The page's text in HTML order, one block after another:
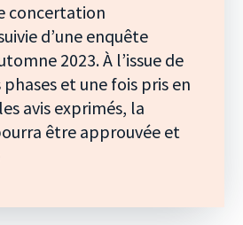
concertation
d’une enquête
2023. À l’issue de
et une fois pris en
avis exprimés, la
être approuvée et